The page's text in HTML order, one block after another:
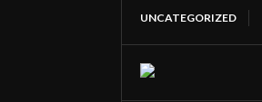
UNCATEGORIZED